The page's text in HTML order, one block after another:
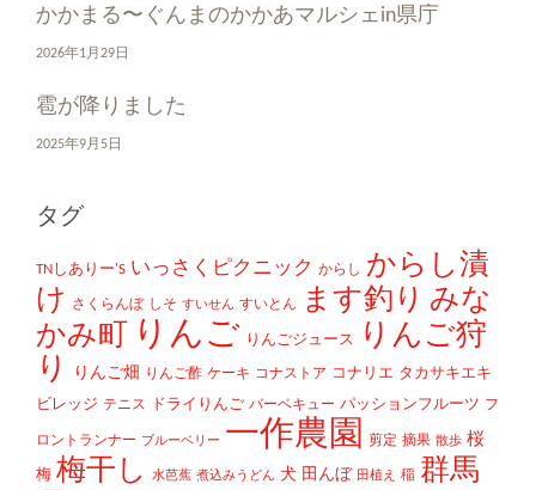
かかまる〜ぐんまのかかあマルシェin県庁
2026年1月29日
雹が降りました
2025年9月5日
タグ
TNしありー'S いっさくピクニック からし からし漬
け
さくらんぼ しそ すいせん すいとん ます釣り みな
かみ町
りんご りんごジュース
りんご狩
り
りんご畑 りんご酢 ケーキ コナストア コナリエ タカサキエキ
ビレッジ テニス ドライりんご バーベキュー パッションフルーツ フ
ロントランナー ブルーベリー 一作農園 剪定 摘果 散歩 桜
梅 梅干し 水芭蕉 煮込みうどん 犬 田んぼ 田植え 稲 群馬